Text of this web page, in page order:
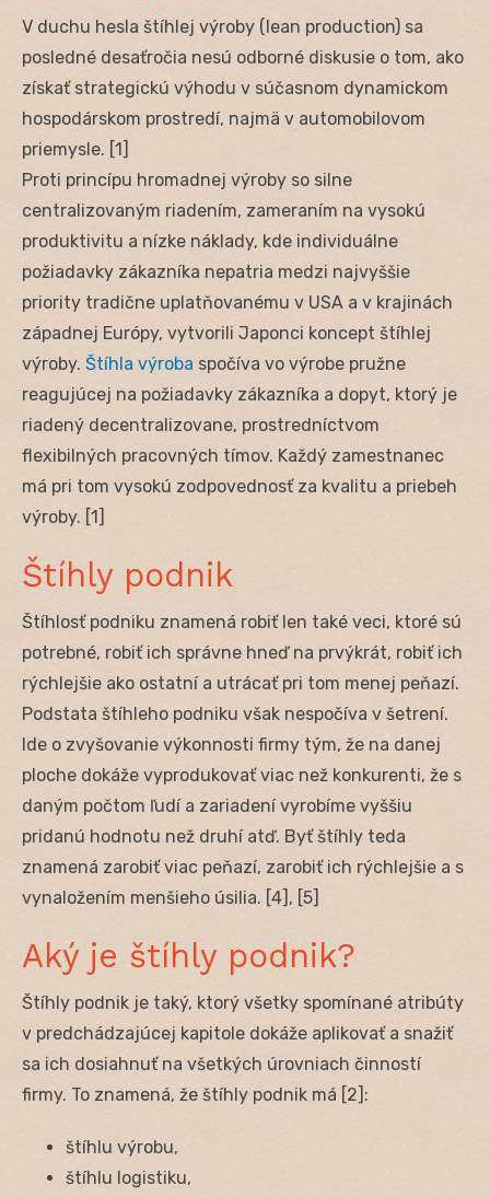
V duchu hesla štíhlej výroby (lean production) sa
posledné desaťročia nesú odborné diskusie o tom, ako
získať strategickú výhodu v súčasnom dynamickom
hospodárskom prostredí, najmä v automobilovom
priemysle. [1]
Proti princípu hromadnej výroby so silne
centralizovaným riadením, zameraním na vysokú
produktivitu a nízke náklady, kde individuálne
požiadavky zákazníka nepatria medzi najvyššie
priority tradične uplatňovanému v USA a v krajinách
západnej Európy, vytvorili Japonci koncept štíhlej
výroby. Štíhla výroba spočíva vo výrobe pružne
reagujúcej na požiadavky zákazníka a dopyt, ktorý je
riadený decentralizovane, prostredníctvom
flexibilných pracovných tímov. Každý zamestnanec
má pri tom vysokú zodpovednosť za kvalitu a priebeh
výroby. [1]
Štíhly podnik
Štíhlosť podniku znamená robiť len také veci, ktoré sú
potrebné, robiť ich správne hneď na prvýkrát, robiť ich
rýchlejšie ako ostatní a utrácať pri tom menej peňazí.
Podstata štíhleho podniku však nespočíva v šetrení.
Ide o zvyšovanie výkonnosti firmy tým, že na danej
ploche dokáže vyprodukovať viac než konkurenti, že s
daným počtom ľudí a zariadení vyrobíme vyššiu
pridanú hodnotu než druhí atď. Byť štíhly teda
znamená zarobiť viac peňazí, zarobiť ich rýchlejšie a s
vynaložením menšieho úsilia. [4], [5]
Aký je štíhly podnik?
Štíhly podnik je taký, ktorý všetky spomínané atribúty
v predchádzajúcej kapitole dokáže aplikovať a snažiť
sa ich dosiahnuť na všetkých úrovniach činností
firmy. To znamená, že štíhly podnik má [2]:
štíhlu výrobu,
štíhlu logistiku,